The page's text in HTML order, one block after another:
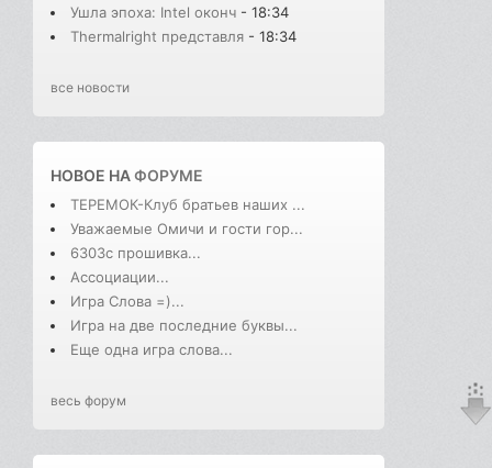
Ушла эпоха: Intel оконч - 18:34
Thermalright представля - 18:34
все новости
НОВОЕ НАФОРУМЕ
ТЕРЕМОК-Клуб братьев наших ...
Уважаемые Омичи и гости гор...
6303с прошивка...
Ассоциации...
Игра Слова =)...
Игра на две последние буквы...
Еще одна игра слова...
весь форум